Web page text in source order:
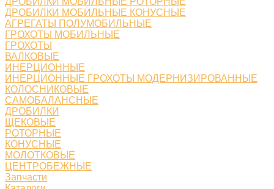
ДРОБИЛКИ МОБИЛЬНЫЕ КОНУСНЫЕ
АГРЕГАТЫ ПОЛУМОБИЛЬНЫЕ
ГРОХОТЫ МОБИЛЬНЫЕ
ГРОХОТЫ
ВАЛКОВЫЕ
ИНЕРЦИОННЫЕ
ИНЕРЦИОННЫЕ ГРОХОТЫ МОДЕРНИЗИРОВАННЫЕ
КОЛОСНИКОВЫЕ
САМОБАЛАНСНЫЕ
ДРОБИЛКИ
ЩЕКОВЫЕ
РОТОРНЫЕ
КОНУСНЫЕ
МОЛОТКОВЫЕ
ЦЕНТРОБЕЖНЫЕ
Запчасти